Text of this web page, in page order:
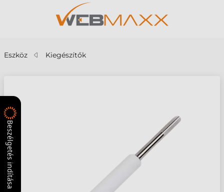
Eszköz Kiegészítők
Beszélgetés indítása